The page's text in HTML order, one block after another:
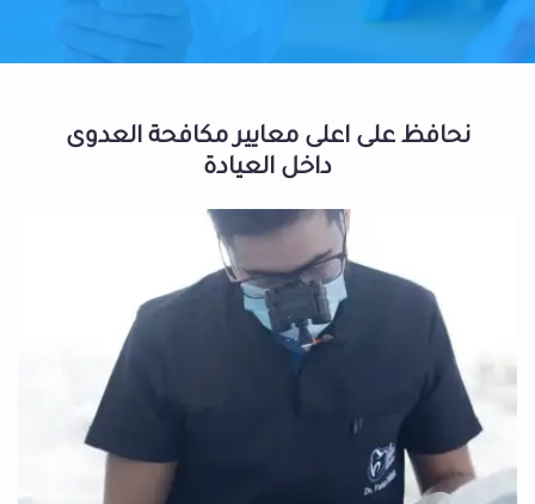
نحافظ على اعلى معايير مكافحة العدوى
داخل العيادة